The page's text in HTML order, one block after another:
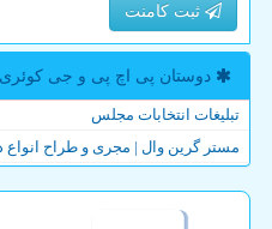
ثبت کامنت
دوستان پی اچ پی و جی كوئری
تبلیغات انتخابات مجلس
مستر گرین وال | مجری و طراح انواع